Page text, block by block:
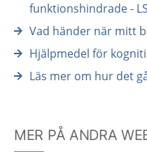
funktionshindrade -
Vad händer när mitt
Hjälpmedel för
Läs mer om hur det
MER PÅ ANDRA